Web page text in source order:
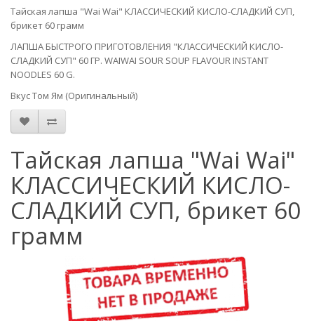
Тайская лапша "Wai Wai" КЛАССИЧЕСКИЙ КИСЛО-СЛАДКИЙ СУП,
брикет 60 грамм
ЛАПША БЫСТРОГО ПРИГОТОВЛЕНИЯ "КЛАССИЧЕСКИЙ КИСЛО-
СЛАДКИЙ СУП" 60 ГР. WAIWAI SOUR SOUP FLAVOUR INSTANT
NOODLES 60 G.
Вкус Том Ям (Оригинальный)
Тайская лапша "Wai Wai"
КЛАССИЧЕСКИЙ КИСЛО-
СЛАДКИЙ СУП, брикет 60
грамм